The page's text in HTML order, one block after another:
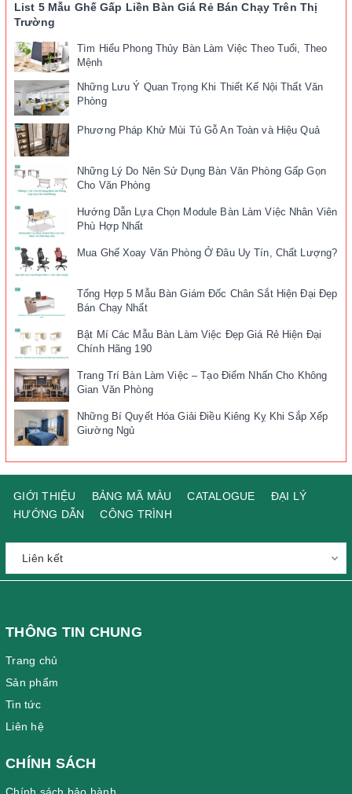
List 5 Mẫu Ghế Gấp Liền Bàn Giá Rẻ Bán Chạy Trên Thị
Trường
Tìm Hiểu Phong Thủy Bàn Làm Việc Theo Tuổi, Theo
Mệnh
Những Lưu Ý Quan Trọng Khi Thiết Kế Nội Thất Văn
Phòng
Phương Pháp Khử Mùi Tủ Gỗ An Toàn và Hiệu Quả
Những Lý Do Nên Sử Dụng Bàn Văn Phòng Gấp Gọn
Cho Văn Phòng
Hướng Dẫn Lựa Chọn Module Bàn Làm Việc Nhân Viên
Phù Hợp Nhất
Mua Ghế Xoay Văn Phòng Ở Đâu Uy Tín, Chất Lượng?
Tổng Hợp 5 Mẫu Bàn Giám Đốc Chân Sắt Hiện Đại Đẹp
Bán Chạy Nhất
Bật Mí Các Mẫu Bàn Làm Việc Đẹp Giá Rẻ Hiện Đại
Chính Hãng 190
Trang Trí Bàn Làm Việc – Tạo Điểm Nhấn Cho Không
Gian Văn Phòng
Những Bí Quyết Hóa Giải Điều Kiêng Kỵ Khi Sắp Xếp
Giường Ngủ
GIỚI THIỆU BẢNG MÃ MÀU CATALOGUE
ĐẠI LÝ
HƯỚNG DẪN
CÔNG TRÌNH
THÔNG TIN CHUNG
Trang chủ
Sản phẩm
Tin tức
Liên hệ
CHÍNH SÁCH